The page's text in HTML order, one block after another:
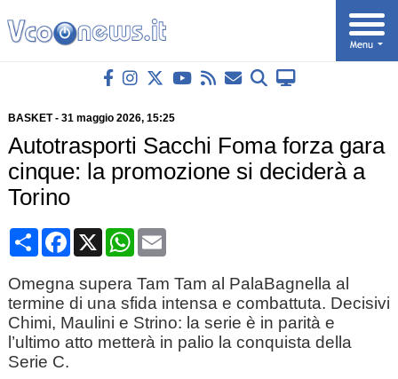
BASKET- 31 maggio 2026, 15:25
Autotrasporti Sacchi Foma forza gara
cinque: la promozione si deciderà a
Torino
CondividiFacebook
X WhatsApp
Email
Omegna supera Tam Tam al PalaBagnella al
termine di una sfida intensa e combattuta. Decisivi
Chimi, Maulini e Strino: la serie è in parità e
l’ultimo atto metterà in palio la conquista della
Serie C.